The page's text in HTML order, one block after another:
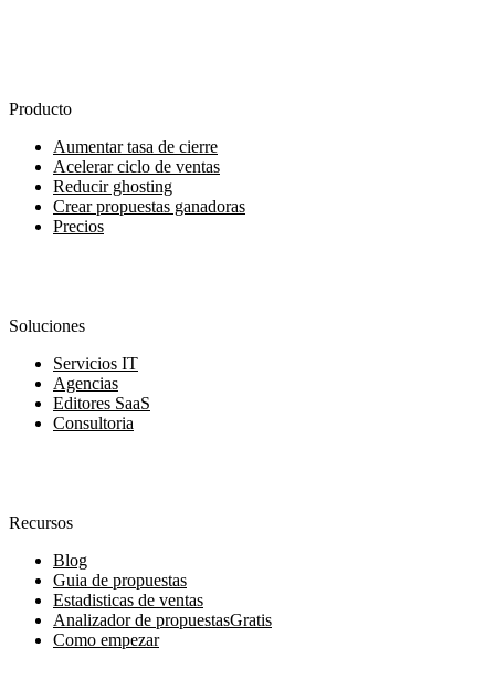
Producto
Aumentar tasa de cierre
Acelerar ciclo de ventas
Reducir ghosting
Crear propuestas ganadoras
Precios
Soluciones
Servicios IT
Agencias
Editores SaaS
Consultoria
Recursos
Blog
Guia de propuestas
Estadisticas de ventas
Analizador de propuestasGratis
Como empezar